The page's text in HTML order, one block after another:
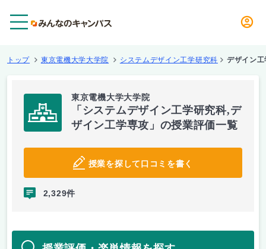
トップ 東京電機大学大学院 システムデザイン工学研究科 デザイン
東京電機大学大学院
「システムデザイン工学研究科,デ
ザイン工学専攻」の授業評価一覧
授業を探して口コミを書く
2,329件